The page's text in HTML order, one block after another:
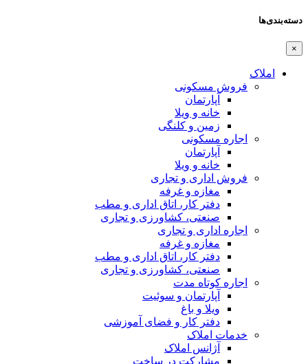
دسته‌بندی‌ها
×
املاک
فروش مسکونی
آپارتمان
خانه و ویلا
زمین و کلنگی
اجاره مسکونی
آپارتمان
خانه و ویلا
فروش اداری و تجاری
مغازه و غرفه
دفتر کار، اتاق اداری و مطب
صنعتی،‌ کشاورزی و تجاری
اجاره اداری و تجاری
مغازه و غرفه
دفتر کار، اتاق اداری و مطب
صنعتی،‌ کشاورزی و تجاری
اجاره کوتاه مدت
آپارتمان و سوئیت
ویلا و باغ
دفتر کار و فضای آموزشی
خدمات املاک
آژانس املاک
مشارکت در ساخت